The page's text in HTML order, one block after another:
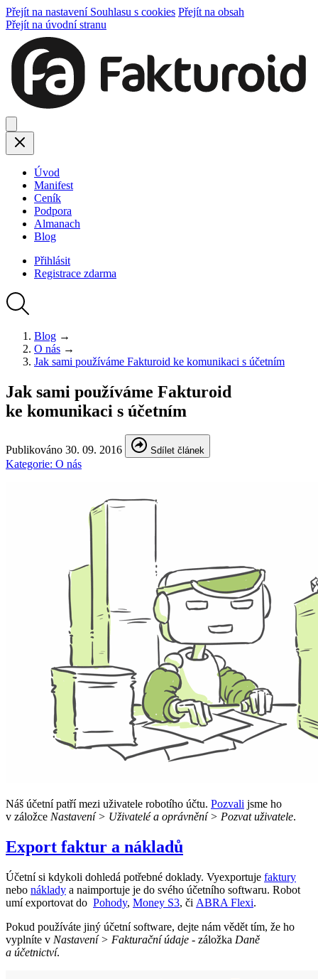
Přejít na nastavení Souhlasu s cookies Přejít na obsah
Přejít na úvodní stranu
Úvod
Manifest
Ceník
Podpora
Almanach
Blog
Přihlásit
Registrace zdarma
Blog →
O nás →
Jak sami používáme Fakturoid ke komunikaci s účetním
Jak sami používáme Fakturoid
ke komunikaci s účetním
Publikováno 30. 09. 2016 Sdílet článek
Kategorie: O nás
Náš účetní patří mezi uživatele robotího účtu. Pozvali jsme ho
v záložce Nastavení > Uživatelé a oprávnění > Pozvat uživatele.
Export faktur a nákladů
Účetní si kdykoli dohledá potřebné doklady. Vyexportuje faktury
nebo náklady a naimportuje je do svého účetního softwaru. Robot
umí exportovat do Pohody, Money S3, či ABRA Flexi.
Pokud používáte jiný účetní software, dejte nám vědět tím, že ho
vyplníte v Nastavení > Fakturační údaje - záložka Daně
a účetnictví.